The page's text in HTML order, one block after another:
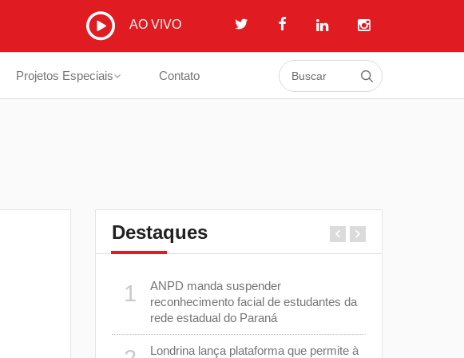
AO VIVO
Projetos Especiais Contato
Destaques
1
ANPD manda suspender
reconhecimento facial de estudantes da
rede estadual do Paraná
Londrina lança plataforma que permite à